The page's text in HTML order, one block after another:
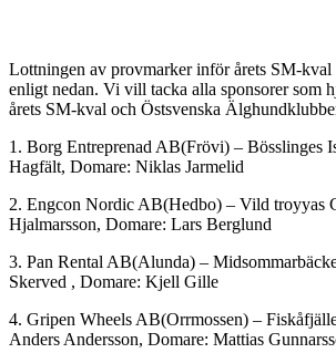
Lottningen av provmarker inför årets SM-kval
enligt nedan. Vi vill tacka alla sponsorer som
årets SM-kval och Östsvenska
1. Borg Entreprenad AB(Frövi) – Bösslinges
Hagfält, Domare: Niklas Jarmelid
2. Engcon Nordic AB(Hedbo) – Vild troyyas
Hjalmarsson, Domare: Lars Berglund
3. Pan Rental AB(Alunda) –
Skerved , Domare: Kjell Gille
4. Gripen Wheels AB(Orrmossen) –
Anders Andersson, Domare: Mattias